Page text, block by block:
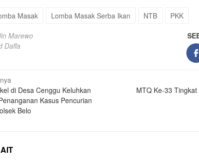
Masak Lomba Masak Serba Ikan NTB PKK
Marewo
Daffa
di Desa Cenggu Keluhkan
Kasus Pencurian
Belo
MTQ Ke-33